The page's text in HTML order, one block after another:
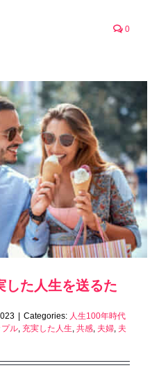
0
した人生を送るた
Categories: 人生100年時代
プル, 充実した人生, 共感, 夫婦, 夫